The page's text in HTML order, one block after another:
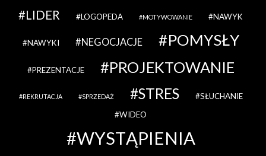
LIDER LOGOPEDA MOTYWOWANIE NAWYK
NAWYKI NEGOCJACJE POMYSŁY
PREZENTACJE PROJEKTOWANIE
REKRUTACJA SPRZEDAŻ STRES
SŁUCHANIE
WIDEO
WYSTĄPIENIA